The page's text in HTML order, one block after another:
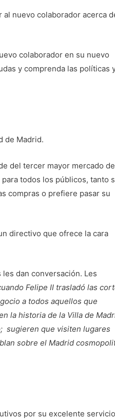
nuevo colaborador acerca
colaborador en su nuevo
y comprenda las políticas
de Madrid.
del tercer mayor mercado de
todos los públicos, tanto
compras o prefiere pasar su
directivo que ofrece la cara
dan conversación. Les
Felipe II trasladó las
a todos aquellos que
la historia de la Villa de
sugieren que visiten lugares
sobre el Madrid
por su excelente